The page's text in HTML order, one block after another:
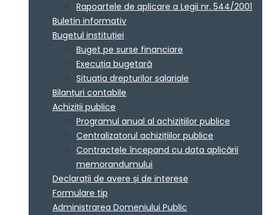
Rapoartele de aplicare a Legii nr. 544/2001
Buletin informativ
Bugetul instituției
Buget pe surse financiare
Execuția bugetară
Situația drepturilor salariale
Bilanțuri contabile
Achiziții publice
Programul anual al achizițiilor publice
Centralizatorul achizițiilor publice
Contractele începand cu data aplicării
memorandumului
Declarații de avere și de interese
Formulare tip
Administrarea Domeniului Public